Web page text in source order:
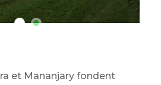
et Mananjary fondent